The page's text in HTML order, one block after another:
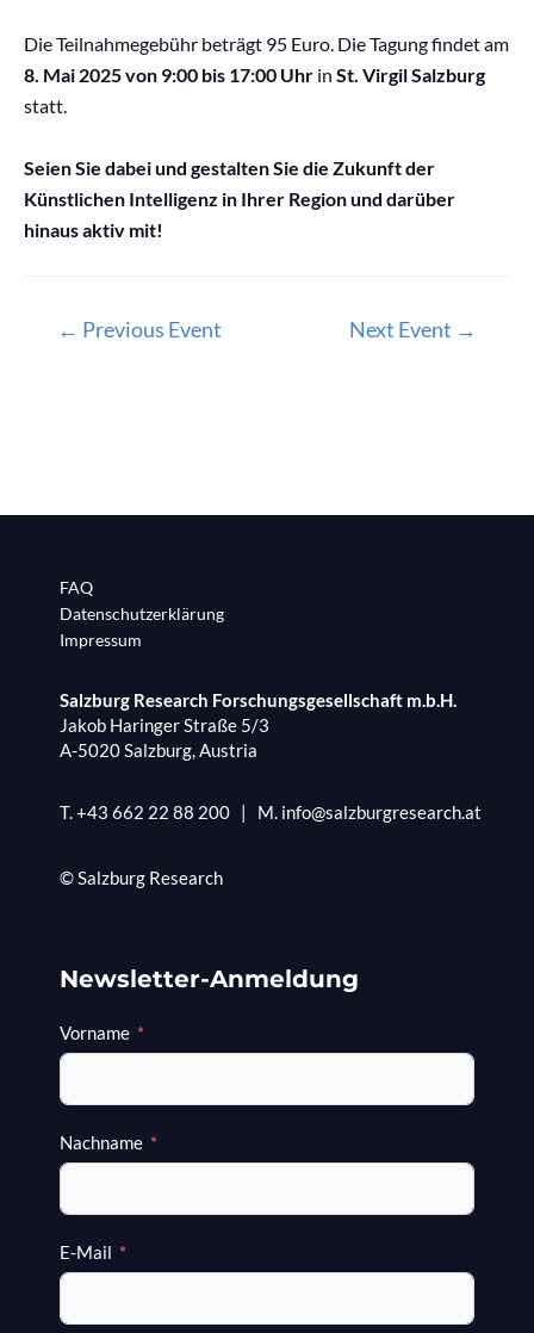
Die Teilnahmegebühr beträgt 95 Euro. Die Tagung findet am
8. Mai 2025 von 9:00 bis 17:00 Uhr in St. Virgil Salzburg
statt.
Seien Sie dabei und gestalten Sie die Zukunft der
Künstlichen Intelligenz in Ihrer Region und darüber
hinaus aktiv mit!
Beitragsnavigation
← Previous Event Next Event →
FAQ
Datenschutzerklärung
Impressum
Salzburg Research Forschungsgesellschaft m.b.H.
Jakob Haringer Straße 5/3
A-5020 Salzburg, Austria
T.+43 662 22 88 200 M. info@salzburgresearch.at
© Salzburg Research
Newsletter-Anmeldung
Vorname
Nachname
E-Mail